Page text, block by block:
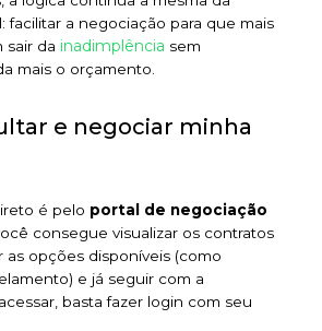
facilitar a negociação para que mais
sair da inadimplência sem
mais o orçamento.
e negociar minha
é pelo portal de negociação
consegue visualizar os contratos
as opções disponíveis (como
e já seguir com a
basta fazer login com seu